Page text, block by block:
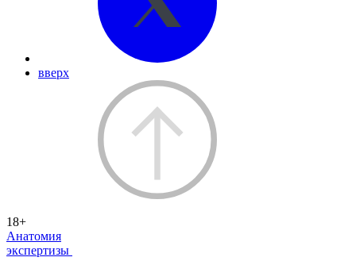
вверх
18+
Анатомия
экспертизы